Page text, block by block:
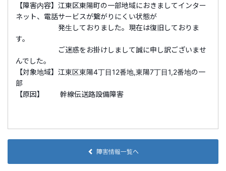
【障害内容】江東区東陽町の一部地域におきましてインター
ネット、電話サービスが繋がりにくい状態が
発生しておりました。現在は復旧しておりま
す。
ご迷惑をお掛けしまして誠に申し訳ございませ
んでした。
【対象地域】江東区東陽4丁目12番地,東陽7丁目1,2番地の一
部
【原因】 幹線伝送路設備障害
障害情報一覧へ